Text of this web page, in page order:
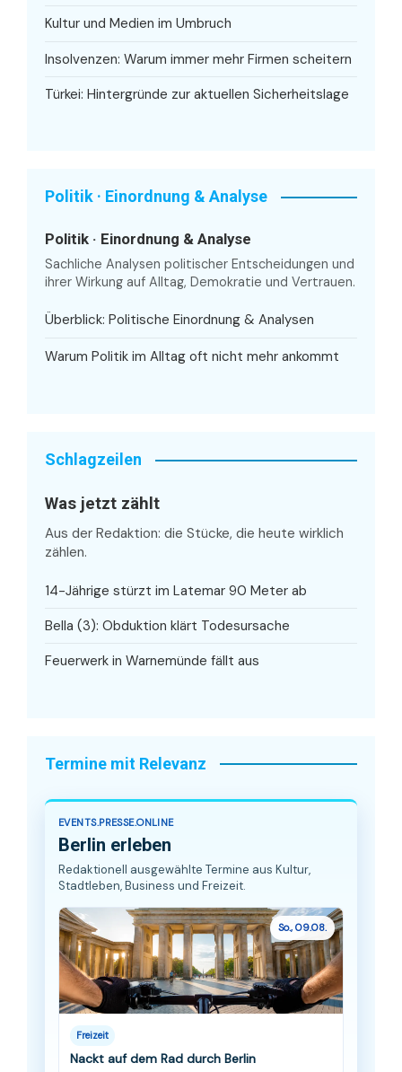
Kultur und Medien im Umbruch
Insolvenzen: Warum immer mehr Firmen scheitern
Türkei: Hintergründe zur aktuellen Sicherheitslage
Politik · Einordnung & Analyse
Politik · Einordnung & Analyse
Sachliche Analysen politischer Entscheidungen und
ihrer Wirkung auf Alltag, Demokratie und Vertrauen.
Überblick: Politische Einordnung & Analysen
Warum Politik im Alltag oft nicht mehr ankommt
Schlagzeilen
Was jetzt zählt
Aus der Redaktion: die Stücke, die heute wirklich
zählen.
14-Jährige stürzt im Latemar 90 Meter ab
Bella (3): Obduktion klärt Todesursache
Feuerwerk in Warnemünde fällt aus
Termine mit Relevanz
EVENTS.PRESSE.ONLINE
Berlin erleben
Redaktionell ausgewählte Termine aus Kultur,
Stadtleben, Business und Freizeit.
So., 09.08.
Freizeit
Nackt auf dem Rad durch Berlin